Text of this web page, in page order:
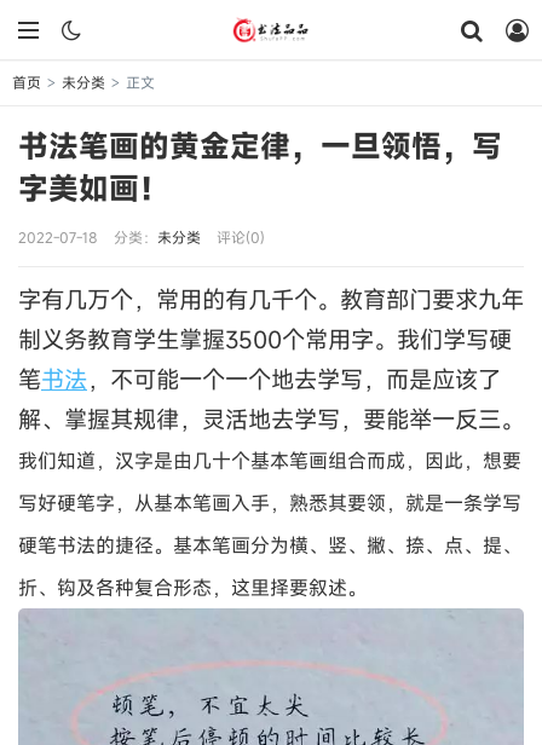
首页 > 未分类 > 正文
书法笔画的黄金定律，一旦领悟，写
字美如画！
2022-07-18 分类： 未分类 评论(0)
字有几万个，常用的有几千个。教育部门要求九年
制义务教育学生掌握3500个常用字。我们学写硬
笔书法，不可能一个一个地去学写，而是应该了
解、掌握其规律，灵活地去学写，要能举一反三。
我们知道，汉字是由几十个基本笔画组合而成，因此，想要
写好硬笔字，从基本笔画入手，熟悉其要领，就是一条学写
硬笔书法的捷径。基本笔画分为横、竖、撇、捺、点、提、
折、钩及各种复合形态，这里择要叙述。